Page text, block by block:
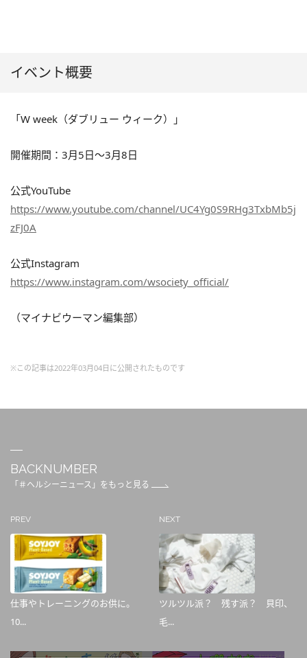
イベント概要
「W week（ダブリュー ウィーク）」
開催期間：3月5日～3月8日
公式YouTube
https://www.youtube.com/channel/UC4Yg0S9RHg3TxbMb5j
zFJ0A
公式Instagram
https://www.instagram.com/wsociety_official/
（マイナビウーマン編集部）
※この記事は2022年03月04日に公開されたものです
BACKNUMBER
「＃ヘルシーニュース」をもっと見る
PREV
仕事やトレーニングのお供に。
10...
NEXT
ツルツル派？ 残す派？ 貝印、
毛...